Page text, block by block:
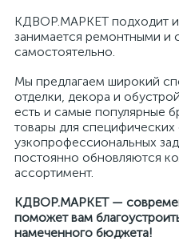
КДВОР.МАРКЕТ подходит и
занимается ремонтными и
самостоятельно.
Мы предлагаем широкий
отделки, декора и
есть и самые популярные
товары для специфических
узкопрофессиональных
постоянно обновляются
ассортимент.
КДВОР.МАРКЕТ —
поможет вам
намеченного бюджета!